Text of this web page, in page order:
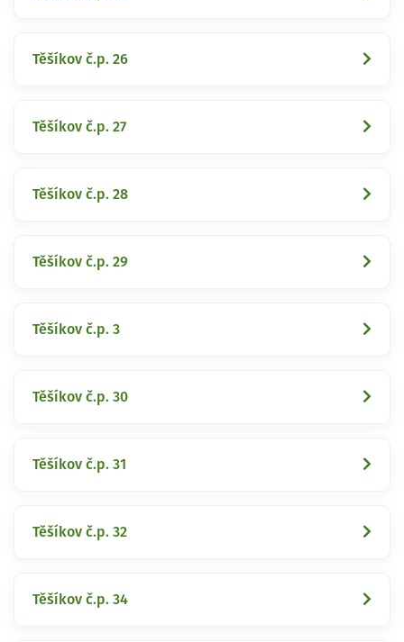
Těšíkov č.p. 26
Těšíkov č.p. 27
Těšíkov č.p. 28
Těšíkov č.p. 29
Těšíkov č.p. 3
Těšíkov č.p. 30
Těšíkov č.p. 31
Těšíkov č.p. 32
Těšíkov č.p. 34